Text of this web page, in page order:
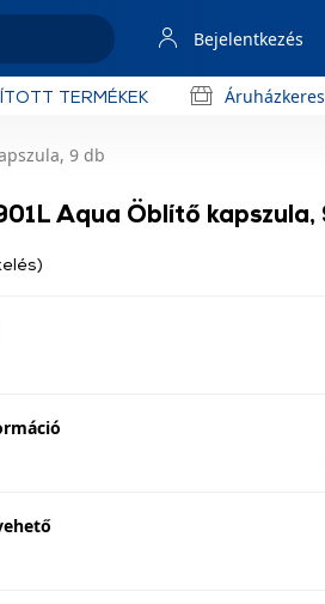
Bejelentkezés
TERMÉKEK
9 db
Aqua Öblítő kapszula,